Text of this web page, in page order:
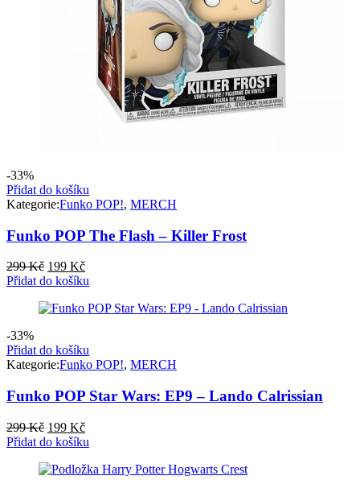
-33%
Přidat do košíku
Kategorie:Funko POP!, MERCH
Funko POP The Flash – Killer Frost
299Kč Původní
cena
299 Kč.
199 KčAktuální
cena
199 Kč.
Přidat do košíku
-33%
Přidat do košíku
Kategorie:Funko POP!, MERCH
Funko POP Star Wars: EP9 – Lando Calrissian
299Kč Původní
cena
299 Kč.
199 KčAktuální
cena
199 Kč.
Přidat do košíku